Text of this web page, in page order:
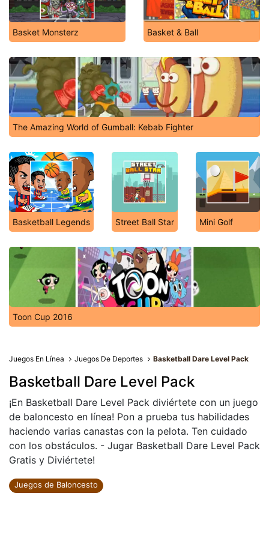
Basket Monsterz Basket & Ball
The Amazing World of Gumball: Kebab Fighter
Basketball Legends Street Ball Star Mini Golf
Toon Cup 2016
Juegos En Línea Juegos De Deportes Basketball Dare Level Pack
Basketball Dare Level Pack
¡En Basketball Dare Level Pack diviértete con un juego
de baloncesto en línea! Pon a prueba tus habilidades
haciendo varias canastas con la pelota. Ten cuidado
con los obstáculos. - Jugar Basketball Dare Level Pack
Gratis y Diviértete!
Juegos de Baloncesto